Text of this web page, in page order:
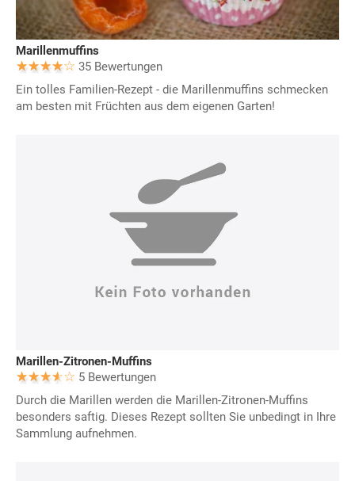
Marillenmuffins
35 Bewertungen
Ein tolles Familien-Rezept - die Marillenmuffins schmecken
am besten mit Früchten aus dem eigenen Garten!
Marillen-Zitronen-Muffins
5 Bewertungen
Durch die Marillen werden die Marillen-Zitronen-Muffins
besonders saftig. Dieses Rezept sollten Sie unbedingt in Ihre
Sammlung aufnehmen.